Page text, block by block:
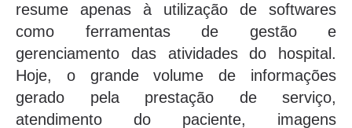
resume apenas à utilização de softwares
como ferramentas de gestão e
gerenciamento das atividades do hospital.
Hoje, o grande volume de informações
gerado pela prestação de serviço,
atendimento do paciente, imagens